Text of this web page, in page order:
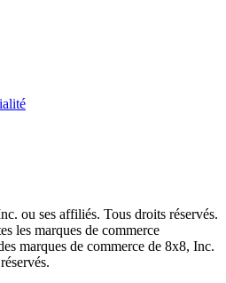
ou ses affiliés. Tous droits réservés.
les marques de commerce
marques de commerce de 8x8, Inc.